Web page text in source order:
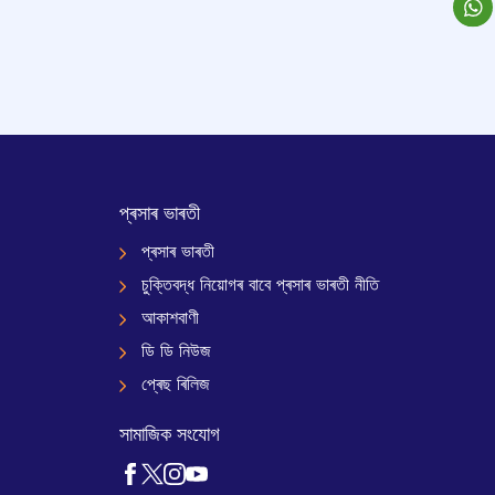
প্ৰসাৰ ভাৰতী
প্ৰসাৰ ভাৰতী
চুক্তিবদ্ধ নিয়োগৰ বাবে প্ৰসাৰ ভাৰতী নীতি
আকাশবাণী
ডি ডি নিউজ
প্ৰেছ ৰিলিজ
সামাজিক সংযোগ